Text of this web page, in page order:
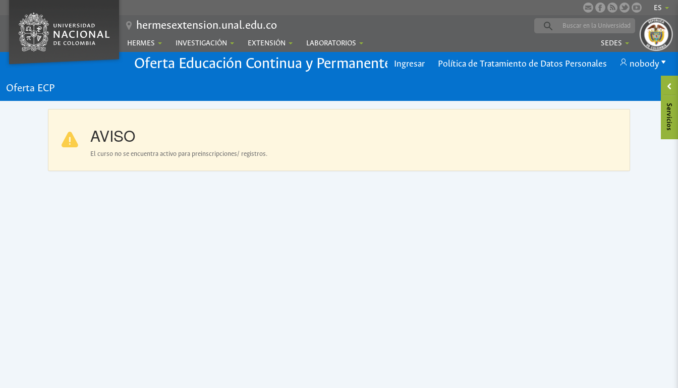
ES
hermesextension.unal.edu.co
HERMES INVESTIGACIÓN EXTENSIÓN LABORATORIOS SEDES
Oferta Educación Continua y Permanente Ingresar Política de Tratamiento de Datos Personales nobody
Oferta ECP
AVISO
El curso no se encuentra activo para preinscripciones/ registros.